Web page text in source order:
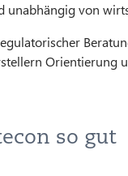
von
Orientierung
so gut